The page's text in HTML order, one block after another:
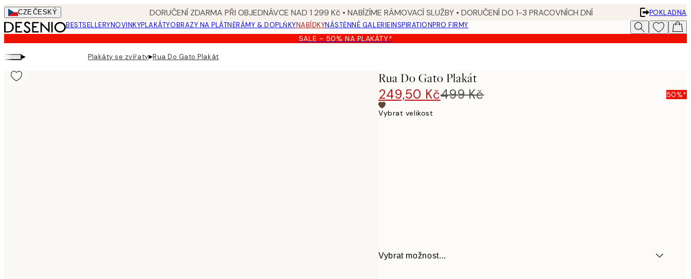
Skip
to
main
content.
CZEČESKÝ DORUČENÍ ZDARMA PŘI OBJEDNÁVCE NAD 1 299 Kč • NABÍZÍME RÁMOVACÍ SLUŽBY • DORUČENÍ DO 1-3 PRACOVNÍCH DNÍ
POKLADNA
BESTSELLERYNOVINKYPLAKÁTYOBRAZY NA PLÁTNĚRÁMY & DOPLŇKYNABÍDKYNÁSTĚNNÉ GALERIEINSPIRATIONPRO FIRMY
SALE - 50% NA PLAKÁTY*
▸ Plakáty se zvířaty▸Rua Do Gato Plakát
Rua Do Gato Plakát
249,50 Kč499 Kč 50%*
Vybrat velikost
Vybrat možnost...